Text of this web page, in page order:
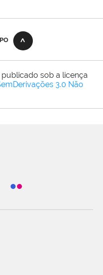
sob a licença
3.0 Não